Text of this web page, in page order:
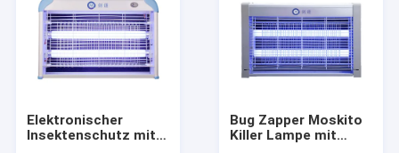
Elektronischer
Insektenschutz mit
Bug Zapper Moskito
Killer Lampe mit